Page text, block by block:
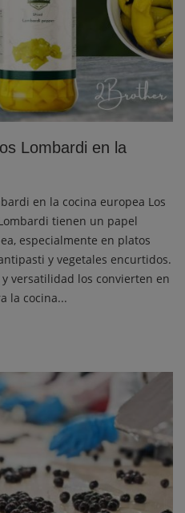
Lombardi en la
en la cocina europea Los
tienen un papel
especialmente en platos
y vegetales encurtidos.
versatilidad los convierten en
la cocina...